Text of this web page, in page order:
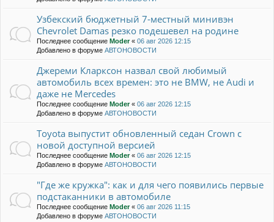
Узбекский бюджетный 7-местный минивэн
Chevrolet Damas резко подешевел на родине
Последнее сообщение Moder« 06 авг 2026 12:15
Добавлено в форуме АВТОНОВОСТИ
Джереми Кларксон назвал свой любимый
автомобиль всех времен: это не BMW, не Audi и
даже не Mercedes
Последнее сообщение Moder« 06 авг 2026 12:15
Добавлено в форуме АВТОНОВОСТИ
Toyota выпустит обновленный седан Crown с
новой доступной версией
Последнее сообщение Moder« 06 авг 2026 12:15
Добавлено в форуме АВТОНОВОСТИ
"Где же кружка": как и для чего появились первые
подстаканники в автомобиле
Последнее сообщение Moder« 06 авг 2026 11:15
Добавлено в форуме АВТОНОВОСТИ